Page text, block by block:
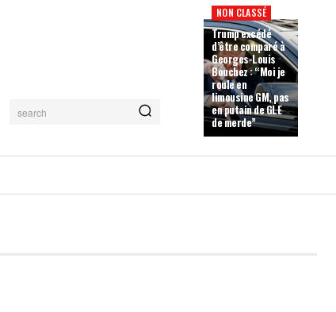
search
NON CLASSÉ
Trump excédé
d’être comparé à
Georges-Louis
Bouchez : “Moi je
roule en
limousine GM, pas
en putain de GLE
de merde”